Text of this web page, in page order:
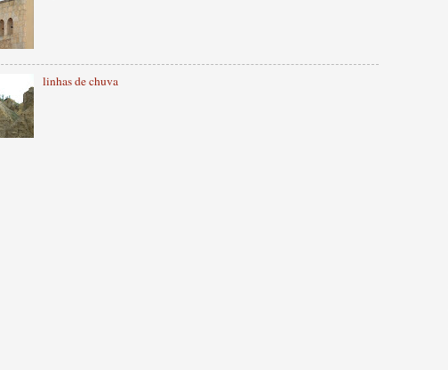
linhas de chuva